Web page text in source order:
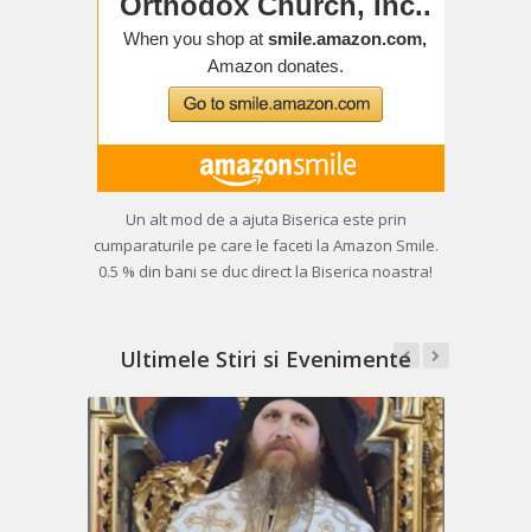
Un alt mod de a ajuta Biserica este prin
cumparaturile pe care le faceti la Amazon Smile.
0.5 % din bani se duc direct la Biserica noastra!
Ultimele Stiri si Evenimente